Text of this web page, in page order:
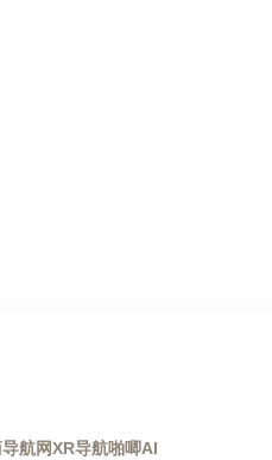
航网XR导航啪唧AI